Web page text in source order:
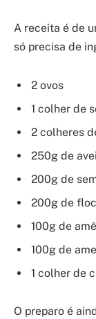
A receita é de
só precisa de
2 ovos
1 colher de
2 colheres
250g de
200g de
200g de
100g de
100g de
1 colher de
O preparo é